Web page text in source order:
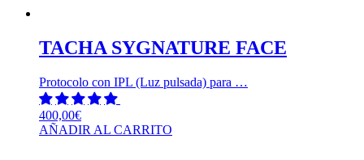
TACHA SYGNATURE FACE
Protocolo con IPL (Luz pulsada) para …
400,00€
AÑADIR AL CARRITO